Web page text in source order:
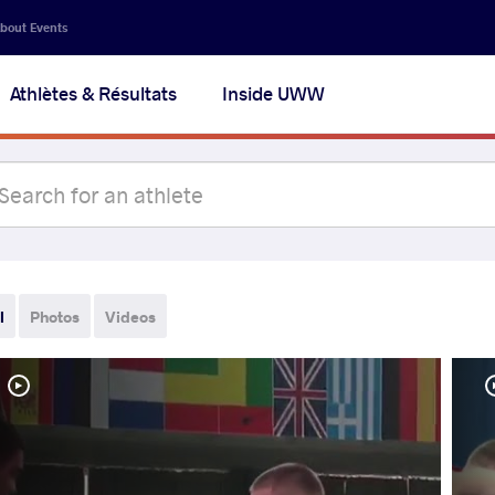
Events
Athlètes & Résultats Inside UWW
Photos Videos